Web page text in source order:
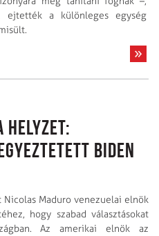
ejtették a különleges egység
helyzet:
Biden
Maduro venezuelai elnök
hogy szabad választásokat
Az amerikai elnök az